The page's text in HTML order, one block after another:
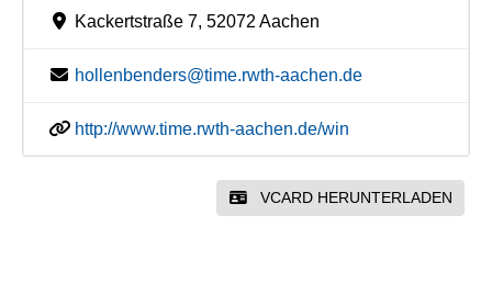
Kackertstraße 7, 52072 Aachen
hollenbenders@time.rwth-aachen.de
http://www.time.rwth-aachen.de/win
VCARD HERUNTERLADEN